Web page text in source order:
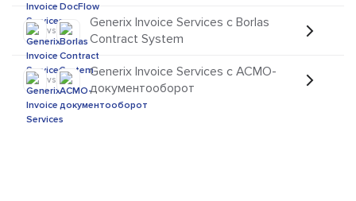
vs
Generix Invoice Services с Borlas
Contract System
vs
Generix Invoice Services с АСМО-
документооборот